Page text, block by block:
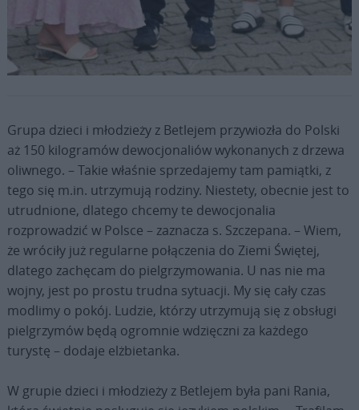
Grupa dzieci i młodzieży z Betlejem przywiozła do Polski
aż 150 kilogramów dewocjonaliów wykonanych z drzewa
oliwnego. – Takie właśnie sprzedajemy tam pamiątki, z
tego się m.in. utrzymują rodziny. Niestety, obecnie jest to
utrudnione, dlatego chcemy te dewocjonalia
rozprowadzić w Polsce – zaznacza s. Szczepana. – Wiem,
że wróciły już regularne połączenia do Ziemi Świętej,
dlatego zachęcam do pielgrzymowania. U nas nie ma
wojny, jest po prostu trudna sytuacji. My się cały czas
modlimy o pokój. Ludzie, którzy utrzymują się z obsługi
pielgrzymów będą ogromnie wdzięczni za każdego
turystę – dodaje elżbietanka.
W grupie dzieci i młodzieży z Betlejem była pani Rania,